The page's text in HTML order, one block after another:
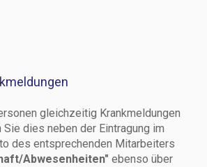
gleichzeitig Krankmeldungen
Sie dies neben der Eintragung im
des entsprechenden Mitarbeiters
Abwesenheiten" ebenso über